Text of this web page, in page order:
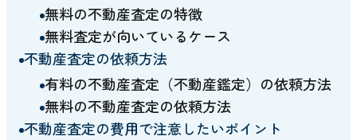
無料の不動産査定の特徴
無料査定が向いているケース
不動産査定の依頼方法
有料の不動産査定（不動産鑑定）の依頼方法
無料の不動産査定の依頼方法
不動産査定の費用で注意したいポイント